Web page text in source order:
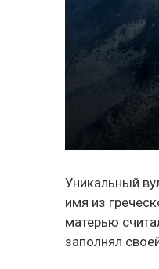
Уникальный
имя из
матерью
заполнял